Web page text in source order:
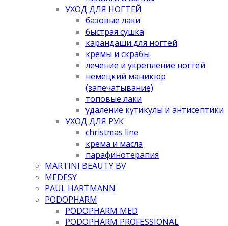
УХОД ДЛЯ НОГТЕЙ
базовые лаки
быстрая сушка
карандаши для ногтей
кремы и скрабы
лечение и укрепление ногтей
немецкий маникюр
(запечатывание)
топовые лаки
удаление кутикулы и антисептики
УХОД ДЛЯ РУК
christmas line
крема и масла
парафинотерапия
MARTINI BEAUTY BV
MEDESY
PAUL HARTMANN
PODOPHARM
PODOPHARM MED
PODOPHARM PROFESSIONAL